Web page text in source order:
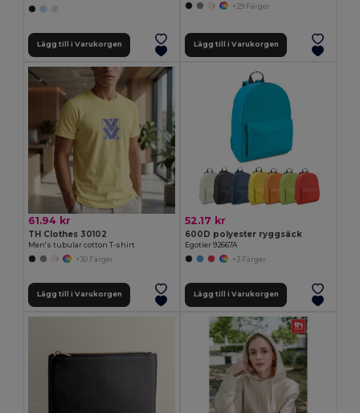
Lägg till i Varukorgen
+29 Färger
Lägg till i Varukorgen
61.94 kr
TH Clothes 30102
Men's tubular cotton T-shirt
+30 Färger
Lägg till i Varukorgen
52.17 kr
600D polyester ryggsäck
Egotier 92667A
+3 Färger
Lägg till i Varukorgen